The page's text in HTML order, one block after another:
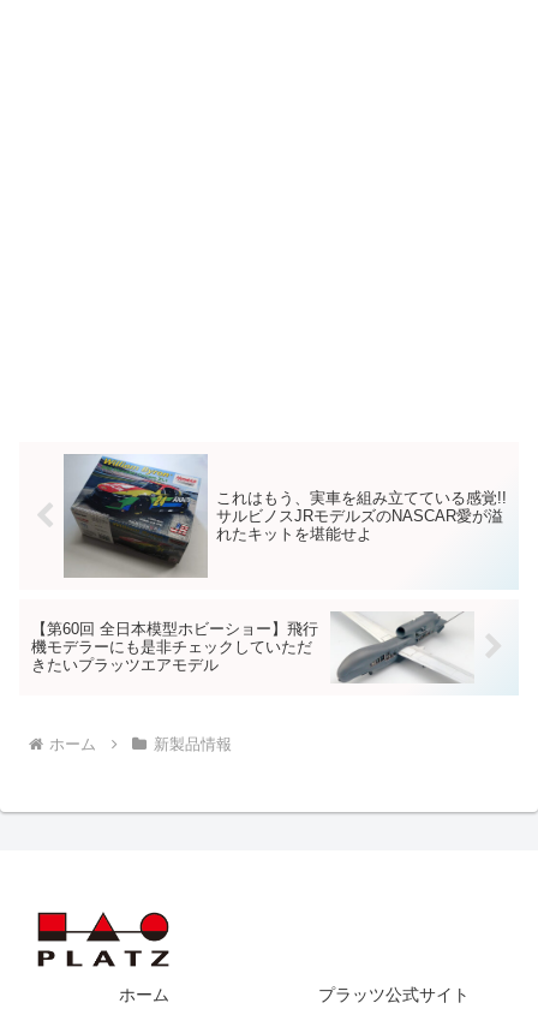
これはもう、実車を組み立てている感覚!!
サルビノスJRモデルズのNASCAR愛が溢
れたキットを堪能せよ
【第60回 全日本模型ホビーショー】飛行
機モデラーにも是非チェックしていただ
きたいプラッツエアモデル
ホーム 新製品情報
ホーム プラッツ公式サイト